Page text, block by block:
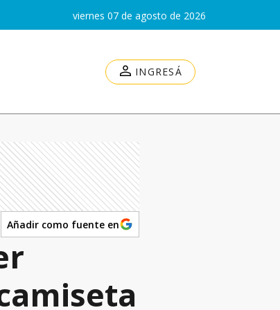
viernes 07 de agosto de 2026
INGRESÁ
Añadir como fuente en